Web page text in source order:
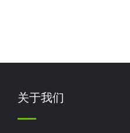
关于我们